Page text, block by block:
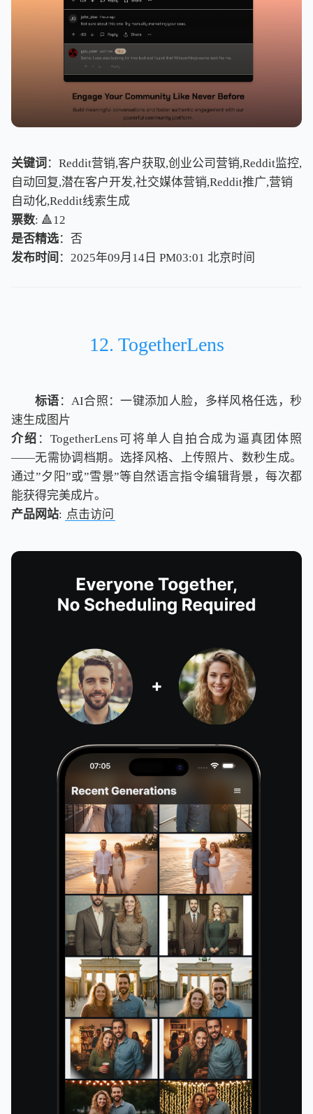
关键词 ：Reddit营销,客户获取,创业公司营销,Reddit监控,
自动回复,潜在客户开发,社交媒体营销,Reddit推广,营销
自动化,Reddit线索生成
票数: 🔺12
是否精选：否
发布时间 ：2025年09月14日 PM03:01 北京时间
北京时间
12. TogetherLens
标语 ：AI合照：一键添加人脸，多样风格任选，秒
速生成图片
介绍 ：TogetherLens可将单人自拍合成为逼真团体照
——无需协调档期。选择风格、上传照片、数秒生成。
通过”夕阳”或”雪景”等自然语言指令编辑背景，每次都
能获得完美成片。
产品网站: 点击访问